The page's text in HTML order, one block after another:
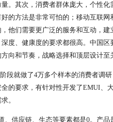
。其次，消费者群体庞大，个性化
的方法是非常可怕的；移动互联网
他们需要更广泛的服务和互动，建
度、健康度的要求都很高。中国区
向和节奏，战略选择和顶层设计至
段就做了4万多个样本的消费者调
的要求，有针对性开发了EMUI、大
。
、供应链、生态等要素都是0。产品